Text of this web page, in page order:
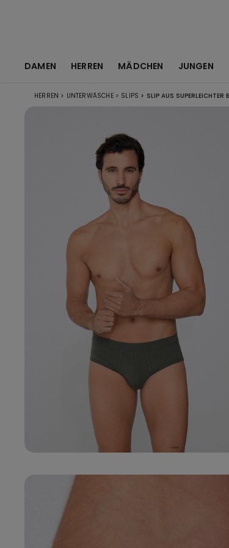
DAMEN HERREN MÄDCHEN JUNGEN
HERREN > UNTERWÄSCHE > SLIPS > SLIP AUS SUPERLEICHTER